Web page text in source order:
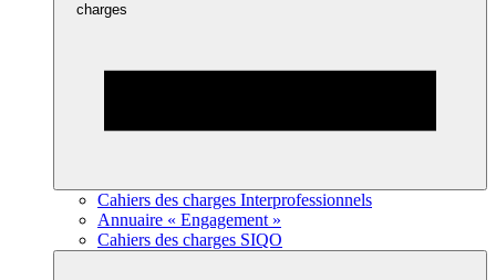
charges
Cahiers des charges Interprofessionnels
Annuaire « Engagement »
Cahiers des charges SIQO